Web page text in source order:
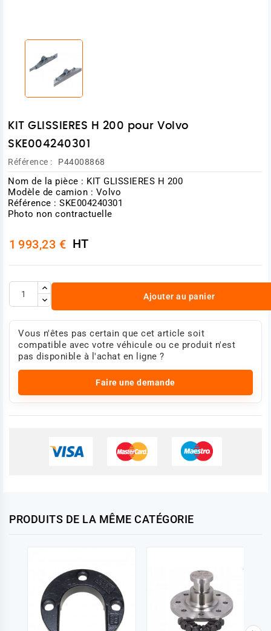
KIT GLISSIERES H 200 pour Volvo
SKE004240301
Référence : P44008868
Nom de la pièce : KIT GLISSIERES H 200
Modèle de camion : Volvo
Référence : SKE004240301
Photo non contractuelle
1 993,23 € HT
Ajouter au panier
Vous n'êtes pas certain que cet article soit
compatible avec votre véhicule ou ce produit n'est
pas disponible à l'achat en ligne ?
Faire une demande
PRODUITS DE LA MÊME CATÉGORIE